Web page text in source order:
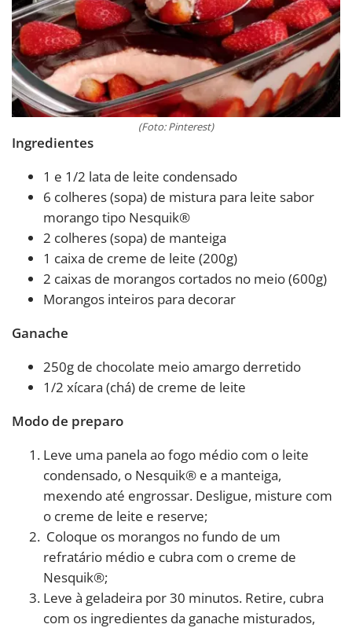
(Foto: Pinterest)
Ingredientes
1 e 1/2 lata de leite condensado
6 colheres (sopa) de mistura para leite sabor
morango tipo Nesquik®
2 colheres (sopa) de manteiga
1 caixa de creme de leite (200g)
2 caixas de morangos cortados no meio (600g)
Morangos inteiros para decorar
Ganache
250g de chocolate meio amargo derretido
1/2 xícara (chá) de creme de leite
Modo de preparo
Leve uma panela ao fogo médio com o leite
condensado, o Nesquik® e a manteiga,
mexendo até engrossar. Desligue, misture com
o creme de leite e reserve;
Coloque os morangos no fundo de um
refratário médio e cubra com o creme de
Nesquik®;
Leve à geladeira por 30 minutos. Retire, cubra
com os ingredientes da ganache misturados,